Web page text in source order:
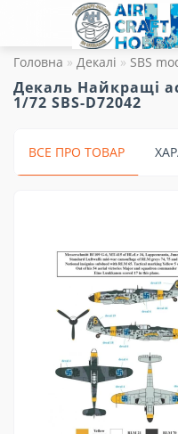
Головна Декалі SBS
Декаль Найкращі
1/72 SBS-D72042
ВСЕ ПРО ТОВАР